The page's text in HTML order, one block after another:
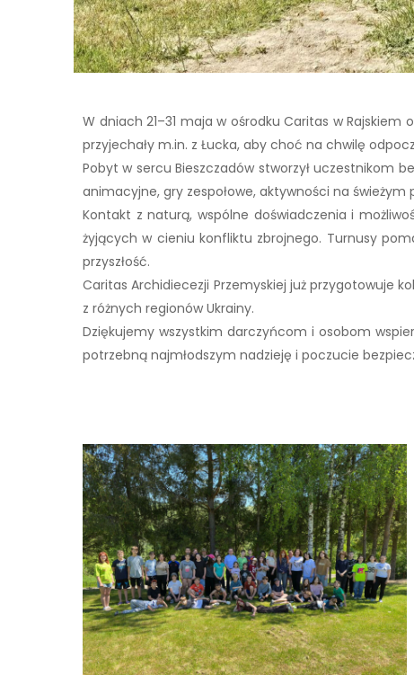
W dniach 21–31 maja w ośrodku Caritas w Rajskiem
przyjechały m.in. z Łucka, aby choć na chwilę
Pobyt w sercu Bieszczadów stworzył uczestnikom
animacyjne, gry zespołowe, aktywności na
Kontakt z naturą, wspólne doświadczenia i
żyjących w cieniu konfliktu zbrojnego. Turnusy
przyszłość.
Caritas Archidiecezji Przemyskiej już przygotowuje
z różnych regionów Ukrainy.
Dziękujemy wszystkim darczyńcom i osobom
potrzebną najmłodszym nadzieję i poczucie